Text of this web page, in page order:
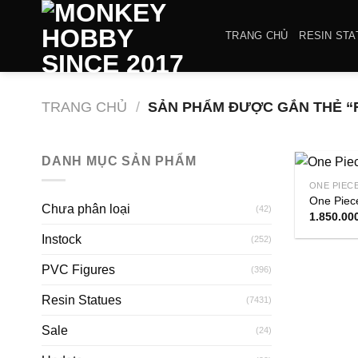
dung
TRANG CHỦ RESIN
TRANG CHỦ / SẢN PHẨM ĐƯỢC GẮN THẺ
DANH MỤC SẢN PHẨM
Chưa phân loại (42)
Instock (252)
PVC Figures (396)
Resin Statues (7431)
Sale (24)
ONE
One